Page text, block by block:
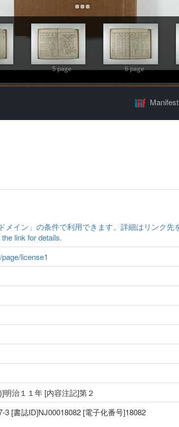
5 page 6 page
Manifest
メイン」の条件で利用できます。詳細はリンク先
link for details.
license1
治１１年 [内容注記]第２
3 [書誌ID]NJ00018082 [電子化番号]18082